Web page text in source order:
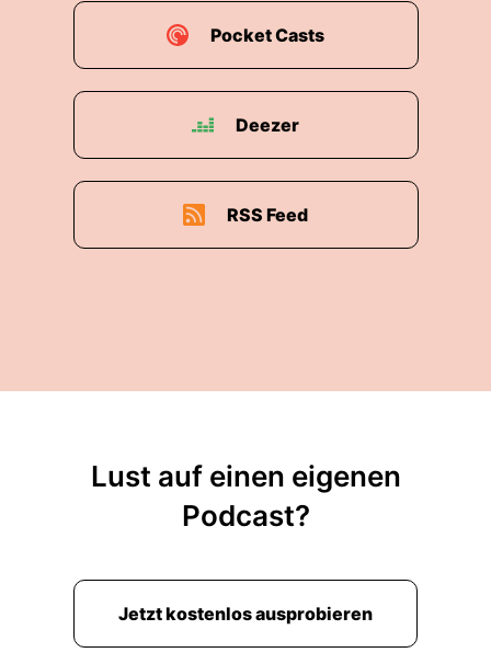
Pocket Casts
Deezer
RSS Feed
Lust auf einen eigenen
Podcast?
Jetzt kostenlos ausprobieren